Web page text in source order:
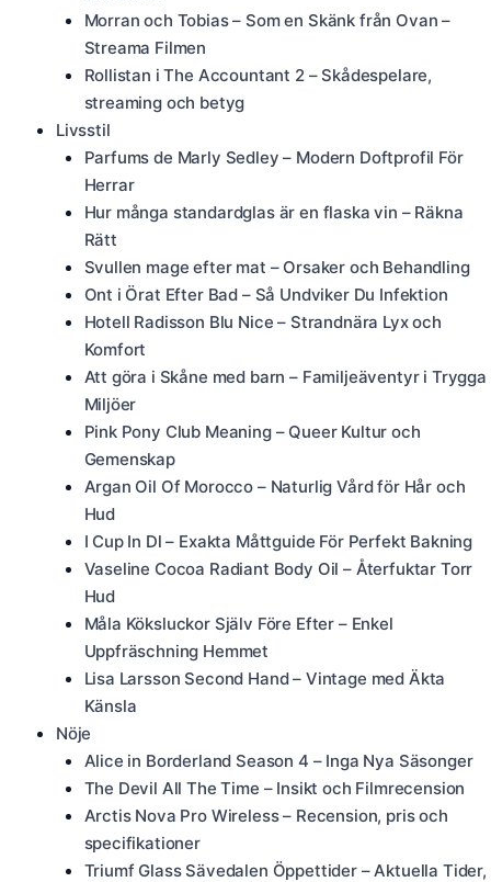
Morran och Tobias – Som en Skänk från Ovan –
Streama Filmen
Rollistan i The Accountant 2 – Skådespelare,
streaming och betyg
Livsstil
Parfums de Marly Sedley – Modern Doftprofil För
Herrar
Hur många standardglas är en flaska vin – Räkna
Rätt
Svullen mage efter mat – Orsaker och Behandling
Ont i Örat Efter Bad – Så Undviker Du Infektion
Hotell Radisson Blu Nice – Strandnära Lyx och
Komfort
Att göra i Skåne med barn – Familjeäventyr i Trygga
Miljöer
Pink Pony Club Meaning – Queer Kultur och
Gemenskap
Argan Oil Of Morocco – Naturlig Vård för Hår och
Hud
I Cup In Dl – Exakta Måttguide För Perfekt Bakning
Vaseline Cocoa Radiant Body Oil – Återfuktar Torr
Hud
Måla Köksluckor Själv Före Efter – Enkel
Uppfräschning Hemmet
Lisa Larsson Second Hand – Vintage med Äkta
Känsla
Nöje
Alice in Borderland Season 4 – Inga Nya Säsonger
The Devil All The Time – Insikt och Filmrecension
Arctis Nova Pro Wireless – Recension, pris och
specifikationer
Triumf Glass Sävedalen Öppettider – Aktuella Tider,